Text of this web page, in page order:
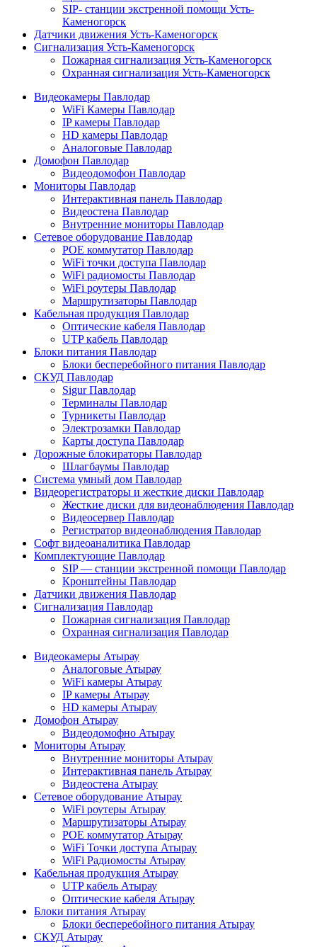
SIP- станции экстренной помощи Усть-
Каменогорск
Датчики движения Усть-Каменогорск
Сигнализация Усть-Каменогорск
Пожарная сигнализация Усть-Каменогорск
Охранная сигнализация Усть-Каменогорск
Видеокамеры Павлодар
WiFi Камеры Павлодар
IP камеры Павлодар
HD камеры Павлодар
Аналоговые Павлодар
Домофон Павлодар
Видеодомофон Павлодар
Мониторы Павлодар
Интерактивная панель Павлодар
Видеостена Павлодар
Внутренние мониторы Павлодар
Сетевое оборудование Павлодар
POE коммутатор Павлодар
WiFi точки доступа Павлодар
WiFi радиомосты Павлодар
WiFi роутеры Павлодар
Маршрутизаторы Павлодар
Кабельная продукция Павлодар
Оптические кабеля Павлодар
UTP кабель Павлодар
Блоки питания Павлодар
Блоки бесперебойного питания Павлодар
СКУД Павлодар
Sigur Павлодар
Терминалы Павлодар
Турникеты Павлодар
Электрозамки Павлодар
Карты доступа Павлодар
Дорожные блокираторы Павлодар
Шлагбаумы Павлодар
Система умный дом Павлодар
Видеорегистраторы и жесткие диски Павлодар
Жесткие диски для видеонаблюдения Павлодар
Видеосервер Павлодар
Регистратор видеонаблюдения Павлодар
Софт видеоаналитика Павлодар
Комплектующие Павлодар
SIP — станции экстренной помощи Павлодар
Кронштейны Павлодар
Датчики движения Павлодар
Сигнализация Павлодар
Пожарная сигнализация Павлодар
Охранная сигнализация Павлодар
Видеокамеры Атырау
Аналоговые Атырау
WiFi камеры Атырау
IP камеры Атырау
HD камеры Атырау
Домофон Атырау
Видеодомофно Атырау
Мониторы Атырау
Внутренние мониторы Атырау
Интерактивная панель Атырау
Видеостена Атырау
Сетевое оборудование Атырау
WiFi роутеры Атырау
Маршрутизаторы Атырау
POE коммутатор Атырау
WiFi Точки доступа Атырау
WiFi Радиомосты Атырау
Кабельная продукция Атырау
UTP кабель Атырау
Оптические кабеля Атырау
Блоки питания Атырау
Блоки бесперебойного питания Атырау
СКУД Атырау